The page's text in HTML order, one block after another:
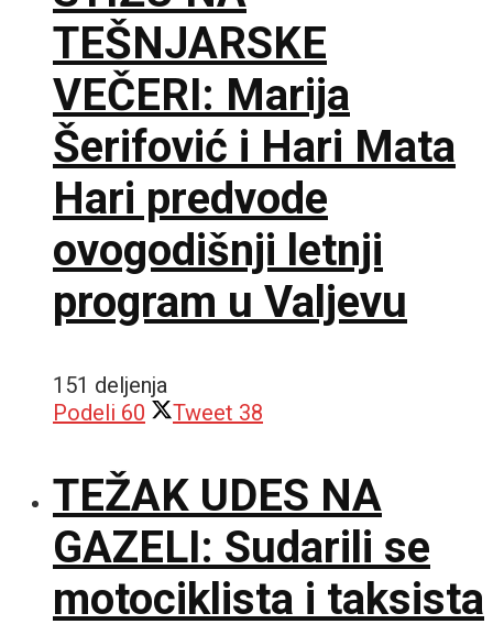
TEŠNJARSKE
VEČERI: Marija
Šerifović i Hari Mata
Hari predvode
ovogodišnji letnji
program u Valjevu
151 deljenja
Podeli 60 Tweet 38
TEŽAK UDES NA
GAZELI: Sudarili se
motociklista i taksista